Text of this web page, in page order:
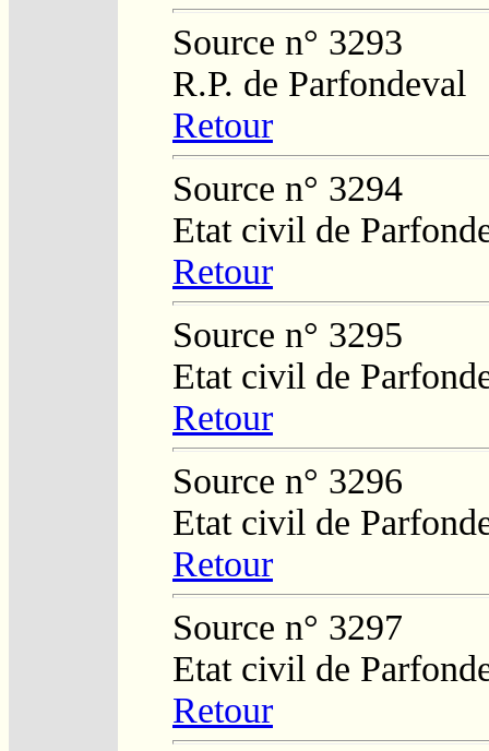
Source n° 3293
R.P. de Parfondeval
Retour
Source n° 3294
Etat civil de
Retour
Source n° 3295
Etat civil de
Retour
Source n° 3296
Etat civil de
Retour
Source n° 3297
Etat civil de
Retour